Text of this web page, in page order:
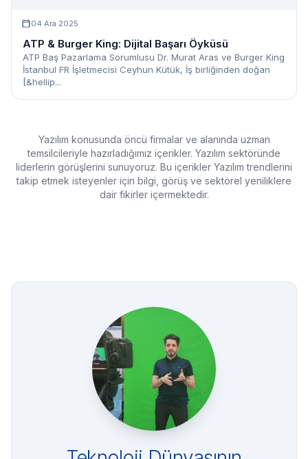
04 Ara 2025
ATP & Burger King: Dijital Başarı Öyküsü
ATP Baş Pazarlama Sorumlusu Dr. Murat Aras ve Burger King
İstanbul FR İşletmecisi Ceyhun Kütük, İş birliğinden doğan
[&hellip...
Yazılım konusunda öncü firmalar ve alanında uzman
temsilcileriyle hazırladığımız içerikler. Yazılım sektöründe
liderlerin görüşlerini sunuyoruz. Bu içerikler Yazılım trendlerini
takip etmek isteyenler için bilgi, görüş ve sektörel yeniliklere
dair fikirler içermektedir.